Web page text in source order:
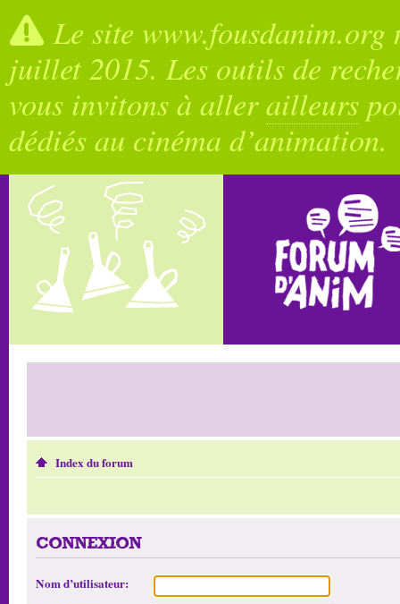
Le site
juillet 2015. Les outils de
vous invitons à allerailleurs
dédiés au cinéma d’animation.
Index du forum
CONNEXION
Nom d’utilisateur: